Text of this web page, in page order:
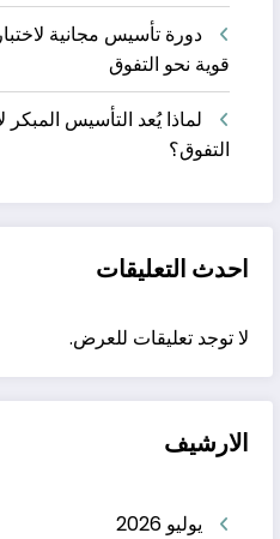
دورة تأسيس مجانية
قوية نحو التفوق
لماذا يُعد التأسيس المبكر
التفوق؟
احدث التعليقات
لا توجد تعليقات للعرض.
الارشيف
يوليو 2026